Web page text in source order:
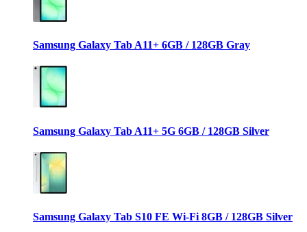
Samsung Galaxy Tab A11+ 6GB / 128GB Gray
Samsung Galaxy Tab A11+ 5G 6GB / 128GB Silver
Samsung Galaxy Tab S10 FE Wi-Fi 8GB / 128GB Silver